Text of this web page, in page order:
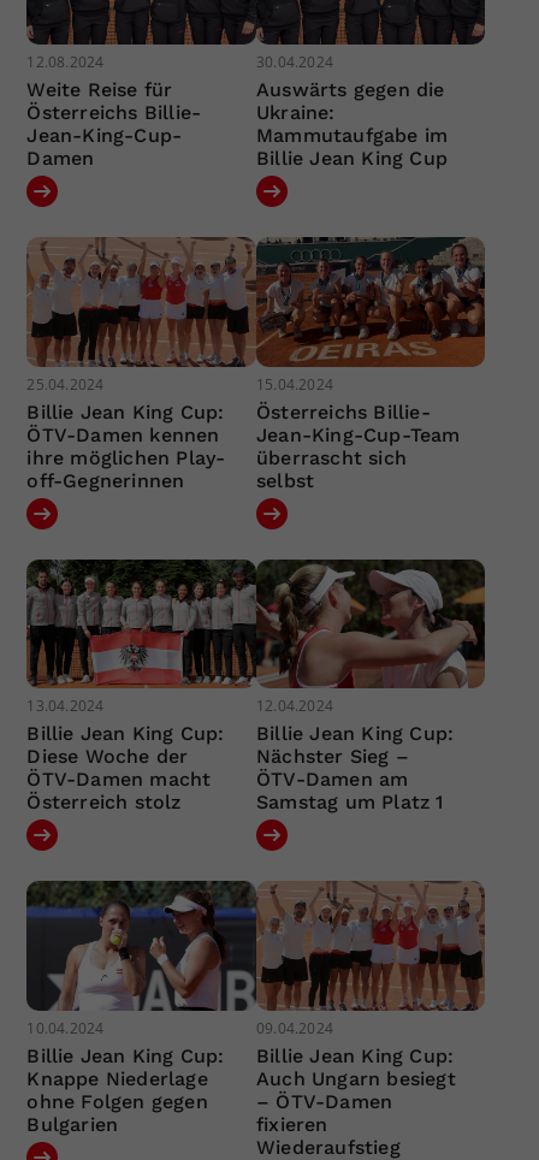
12.08.2024
Weite Reise für
Österreichs Billie-
Jean-King-Cup-
Damen
30.04.2024
Auswärts gegen die
Ukraine:
Mammutaufgabe im
Billie Jean King Cup
25.04.2024
Billie Jean King Cup:
ÖTV-Damen kennen
ihre möglichen Play-
off-Gegnerinnen
15.04.2024
Österreichs Billie-
Jean-King-Cup-Team
überrascht sich
selbst
13.04.2024
Billie Jean King Cup:
Diese Woche der
ÖTV-Damen macht
Österreich stolz
12.04.2024
Billie Jean King Cup:
Nächster Sieg –
ÖTV-Damen am
Samstag um Platz 1
10.04.2024
Billie Jean King Cup:
Knappe Niederlage
ohne Folgen gegen
Bulgarien
09.04.2024
Billie Jean King Cup:
Auch Ungarn besiegt
– ÖTV-Damen
fixieren
Wiederaufstieg